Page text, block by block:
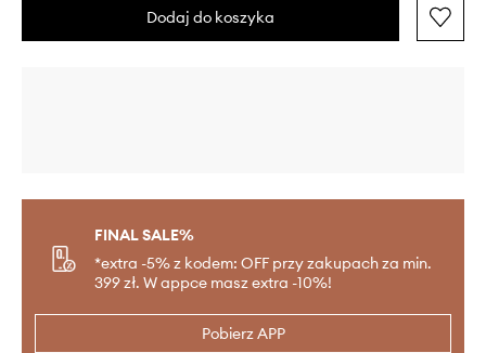
Dodaj do koszyka
FINAL SALE%
*extra -5% z kodem: OFF przy zakupach za min.
399 zł. W appce masz extra -10%!
Pobierz APP